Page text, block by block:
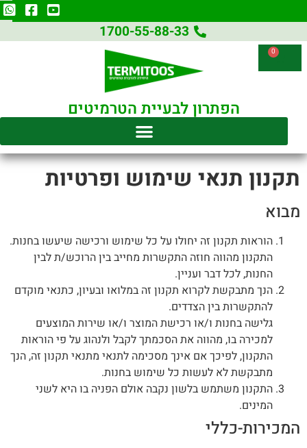
1700-55-88-33
0
הפתרון לבעיית הטרמיטים
תקנון תנאי שימוש ופרטיות
מבוא
הוראות תקנון זה יחולו על כל שימוש ורכישה שיעשו בחנות.
התקנון מהווה חוזה התקשרות מחייב בין הרוכש/ת לבין
החנות, לכל דבר ועניין.
הנך מתבקשת לקרוא תקנון זה במלואו ובעיון, כתנאי מוקדם
להתקשרות בין הצדדים.
גלישה בחנות ו/או רכישת המוצר ו/או שירות המוצעים
למכירה בו, מהווה את הסכמתך לקבל ולנהוג על פי הוראות
התקנון, לפיכך אם אינך מסכימה לתנאי מתנאי תקנון זה, הנך
מתבקשת לא לעשות כל שימוש בחנות.
התקנון משתמש בלשון נקבה אולם הפניה בו היא לשני
המינים.
המכירות-כללי